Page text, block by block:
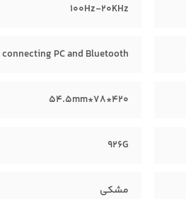
100Hz-20KHz
PC and Bluetooth
420*78*54.5mm
926G
مشکی